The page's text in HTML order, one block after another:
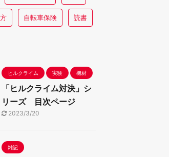
自転車保険 読書
ヒルクライム 実験 機材
「ヒルクライム対決」シ
リーズ 目次ページ
2023/3/20
雑記